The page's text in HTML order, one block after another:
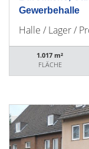
Gewerbehalle
Halle / Lager /
1.017 m²
FLÄCHE